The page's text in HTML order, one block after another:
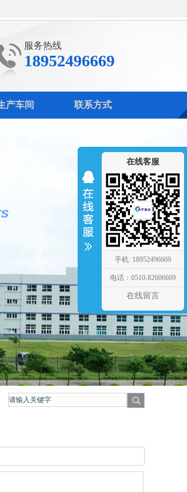
服务热线
18952496669
产车间 联系方式
在线客服
手机: 18952496669
电话：0510-82606669
在线留言